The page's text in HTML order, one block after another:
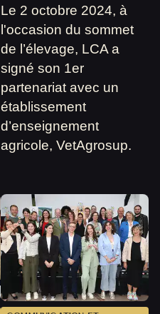
Le 2 octobre 2024, à
l'occasion du sommet
de l’élevage, LCA a
signé son 1er
partenariat avec un
établissement
d’enseignement
agricole, VetAgrosup.